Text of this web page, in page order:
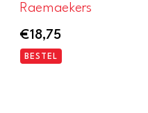
Raemaekers
€18,75
BESTEL